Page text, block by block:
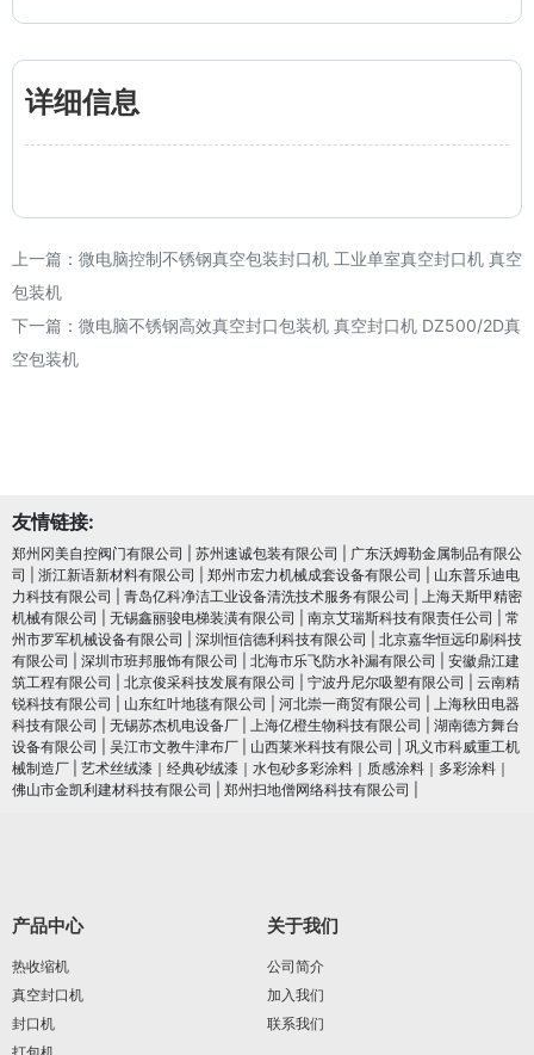
详细信息
上一篇： 微电脑控制不锈钢真空包装封口机 工业单室真空封口机 真空
包装机
下一篇： 微电脑不锈钢高效真空封口包装机 真空封口机 DZ500/2D真
空包装机
友情链接:
郑州冈美自控阀门有限公司 苏州速诚包装有限公司
广东沃姆勒金属制品有限公
司
浙江新语新材料有限公司 郑州市宏力机械成套设备有限公司
山东普乐迪电
力科技有限公司
青岛亿科净洁工业设备清洗技术服务有限公司
上海天斯甲精密
机械有限公司
无锡鑫丽骏电梯装潢有限公司 南京艾瑞斯科技有限责任公司
常
州市罗军机械设备有限公司
深圳恒信德利科技有限公司
北京嘉华恒远印刷科技
有限公司
深圳市班邦服饰有限公司 北海市乐飞防水补漏有限公司
安徽鼎江建
筑工程有限公司
北京俊采科技发展有限公司 宁波丹尼尔吸塑有限公司
云南精
锐科技有限公司
山东红叶地毯有限公司 河北崇一商贸有限公司
上海秋田电器
科技有限公司
无锡苏杰机电设备厂 上海亿橙生物科技有限公司
湖南德方舞台
设备有限公司
吴江市文教牛津布厂 山西莱米科技有限公司
巩义市科威重工机
械制造厂
艺术丝绒漆｜经典砂绒漆｜水包砂多彩涂料｜质感涂料｜多彩涂料｜
佛山市金凯利建材科技有限公司
郑州扫地僧网络科技有限公司
产品中心
热收缩机
真空封口机
封口机
关于我们
公司简介
加入我们
联系我们